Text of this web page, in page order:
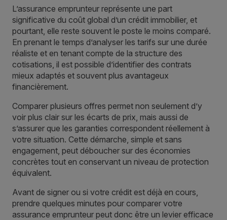
L’assurance emprunteur représente une part
significative du coût global d’un crédit immobilier, et
pourtant, elle reste souvent le poste le moins comparé.
En prenant le temps d’analyser les tarifs sur une durée
réaliste et en tenant compte de la structure des
cotisations, il est possible d’identifier des contrats
mieux adaptés et souvent plus avantageux
financièrement.
Comparer plusieurs offres permet non seulement d’y
voir plus clair sur les écarts de prix, mais aussi de
s’assurer que les garanties correspondent réellement à
votre situation. Cette démarche, simple et sans
engagement, peut déboucher sur des économies
concrètes tout en conservant un niveau de protection
équivalent.
Avant de signer ou si votre crédit est déjà en cours,
prendre quelques minutes pour comparer votre
assurance emprunteur peut donc être un levier efficace